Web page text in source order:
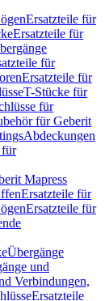
Ersatzteile für
Ersatzteile für
für
Ersatzteile für
T-Stücke für
für
für Geberit
Abdeckungen
für
Mapress
Ersatzteile für
Ersatzteile für
Übergänge
und
Verbindungen,
Ersatzteile